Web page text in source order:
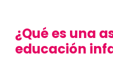
¿Qué es una
educación